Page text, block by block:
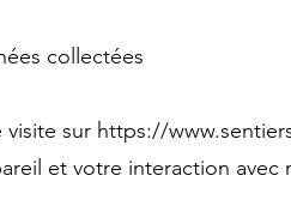
collectées
visite sur https://
et votre interaction avec